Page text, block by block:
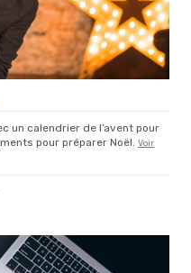
un calendrier de l’avent pour
pour préparer Noël.
Voir